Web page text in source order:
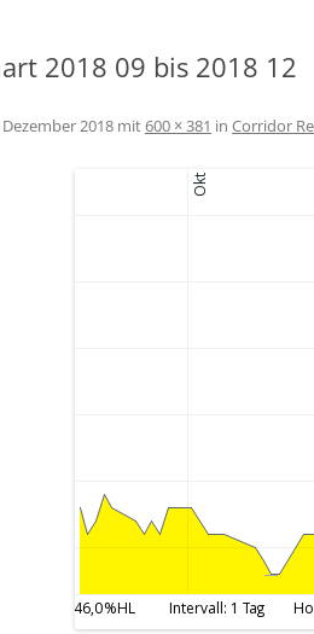
2018 09 bis 2018 12
Dezember 2018 mit600 × 381 in Corridor